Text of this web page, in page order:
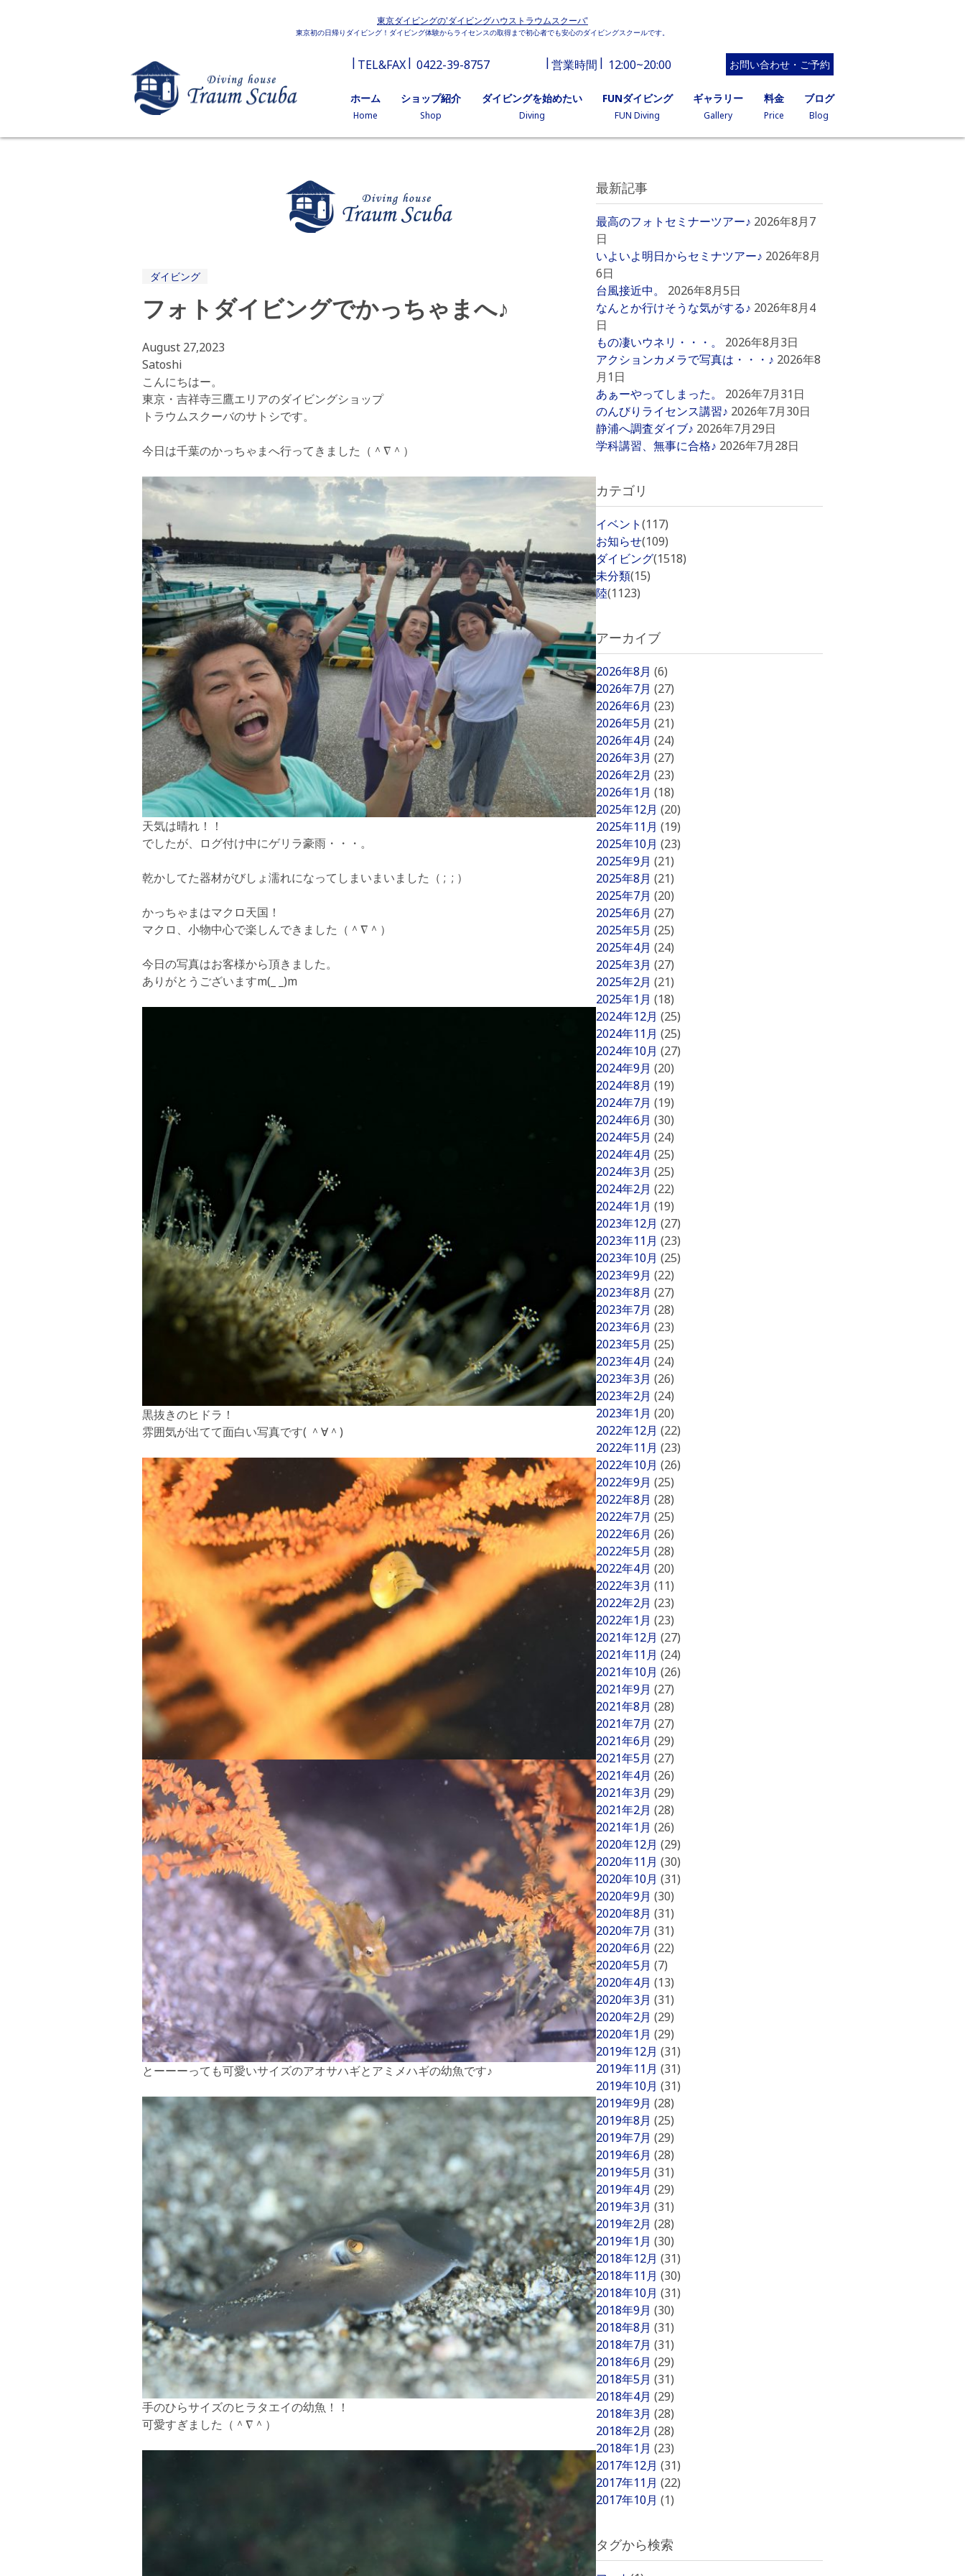
東京ダイビングの'ダイビングハウストラウムスクーバ'
東京初の日帰りダイビング！ダイビング体験からライセンスの取得まで初心者でも安心のダイビングスクールです。
TEL&FAX 0422-39-8757 営業時間 12:00~20:00 お問い合わせ・ご予約
ホーム
Home
ショップ紹介
Shop
ダイビングを始めたい
Diving
FUNダイビング
FUN Diving
ギャラリー
Gallery
料金
Price
ブログ
Blog
ダイビング
フォトダイビングでかっちゃまへ♪
August 27,2023
Satoshi
こんにちはー。
東京・吉祥寺三鷹エリアのダイビングショップ
トラウムスクーバのサトシです。
今日は千葉のかっちゃまへ行ってきました（＾∇＾）
天気は晴れ！！
でしたが、ログ付け中にゲリラ豪雨・・・。
乾かしてた器材がびしょ濡れになってしまいまいました（ ; ; ）
かっちゃまはマクロ天国！
マクロ、小物中心で楽しんできました（＾∇＾）
今日の写真はお客様から頂きました。
ありがとうございますm(_ _)m
黒抜きのヒドラ！
雰囲気が出てて面白い写真です( ＾∀＾)
とーーーっても可愛いサイズのアオサハギとアミメハギの幼魚です♪
手のひらサイズのヒラタエイの幼魚！！
可愛すぎました（＾∇＾）
最新記事
最高のフォトセミナーツアー♪ 2026年8月7
日
いよいよ明日からセミナツアー♪ 2026年8月
6日
台風接近中。
2026年8月5日
なんとか行けそうな気がする♪ 2026年8月4
日
もの凄いウネリ・・・。
2026年8月3日
アクションカメラで写真は・・・♪ 2026年8
月1日
あぁーやってしまった。
2026年7月31日
のんびりライセンス講習♪ 2026年7月30日
静浦へ調査ダイブ♪ 2026年7月29日
学科講習、無事に合格♪ 2026年7月28日
カテゴリ
イベント(117)
お知らせ(109)
ダイビング(1518)
未分類(15)
陸(1123)
アーカイブ
2026年8月 (6)
2026年7月 (27)
2026年6月 (23)
2026年5月 (21)
2026年4月 (24)
2026年3月 (27)
2026年2月 (23)
2026年1月 (18)
2025年12月 (20)
2025年11月 (19)
2025年10月 (23)
2025年9月 (21)
2025年8月 (21)
2025年7月 (20)
2025年6月 (27)
2025年5月 (25)
2025年4月 (24)
2025年3月 (27)
2025年2月 (21)
2025年1月 (18)
2024年12月 (25)
2024年11月 (25)
2024年10月 (27)
2024年9月 (20)
2024年8月 (19)
2024年7月 (19)
2024年6月 (30)
2024年5月 (24)
2024年4月 (25)
2024年3月 (25)
2024年2月 (22)
2024年1月 (19)
2023年12月 (27)
2023年11月 (23)
2023年10月 (25)
2023年9月 (22)
2023年8月 (27)
2023年7月 (28)
2023年6月 (23)
2023年5月 (25)
2023年4月 (24)
2023年3月 (26)
2023年2月 (24)
2023年1月 (20)
2022年12月 (22)
2022年11月 (23)
2022年10月 (26)
2022年9月 (25)
2022年8月 (28)
2022年7月 (25)
2022年6月 (26)
2022年5月 (28)
2022年4月 (20)
2022年3月 (11)
2022年2月 (23)
2022年1月 (23)
2021年12月 (27)
2021年11月 (24)
2021年10月 (26)
2021年9月 (27)
2021年8月 (28)
2021年7月 (27)
2021年6月 (29)
2021年5月 (27)
2021年4月 (26)
2021年3月 (29)
2021年2月 (28)
2021年1月 (26)
2020年12月 (29)
2020年11月 (30)
2020年10月 (31)
2020年9月 (30)
2020年8月 (31)
2020年7月 (31)
2020年6月 (22)
2020年5月 (7)
2020年4月 (13)
2020年3月 (31)
2020年2月 (29)
2020年1月 (29)
2019年12月 (31)
2019年11月 (31)
2019年10月 (31)
2019年9月 (28)
2019年8月 (25)
2019年7月 (29)
2019年6月 (28)
2019年5月 (31)
2019年4月 (29)
2019年3月 (31)
2019年2月 (28)
2019年1月 (30)
2018年12月 (31)
2018年11月 (30)
2018年10月 (31)
2018年9月 (30)
2018年8月 (31)
2018年7月 (31)
2018年6月 (29)
2018年5月 (31)
2018年4月 (29)
2018年3月 (28)
2018年2月 (28)
2018年1月 (23)
2017年12月 (31)
2017年11月 (22)
2017年10月 (1)
タグから検索